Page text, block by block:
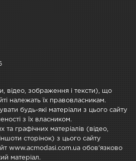
відео, зображення і тексти), що
належать їх правовласникам.
будь-які матеріали з цього сайту
з їх власником.
та графічних матеріалів (відео,
сторінок) з цього сайту
www.acmodasi.com.ua обов'язково
матеріал.